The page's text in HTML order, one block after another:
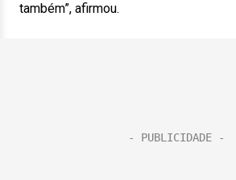
também”, afirmou.